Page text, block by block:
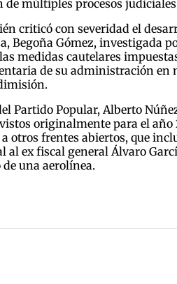
múltiples procesos
criticó con severidad el
Begoña Gómez, investigada
medidas cautelares
de su administración
Partido Popular, Alberto
originalmente para el
otros frentes abiertos, que
ex fiscal general Álvaro
una aerolínea.